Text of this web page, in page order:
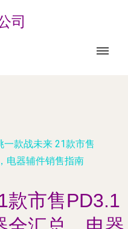
司
一款战未来 21款市售
电器辅件销售指南
款市售PD3.1